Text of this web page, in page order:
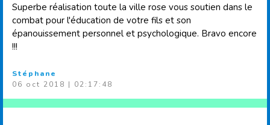
Superbe réalisation toute la ville rose vous soutien dans le
combat pour l'éducation de votre fils et son
épanouissement personnel et psychologique. Bravo encore
!!!
Stéphane
06 oct 2018 | 02:17:48